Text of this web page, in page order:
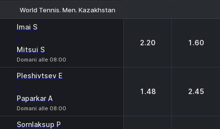
World Tennis. Men. Kazakhstan
Imai S
-
Mitsui S
Domani alle 08:00
2.20 1.60
Pleshivtsev E
-
Paparkar A
Domani alle 08:00
1.48 2.45
Sornlaksup P